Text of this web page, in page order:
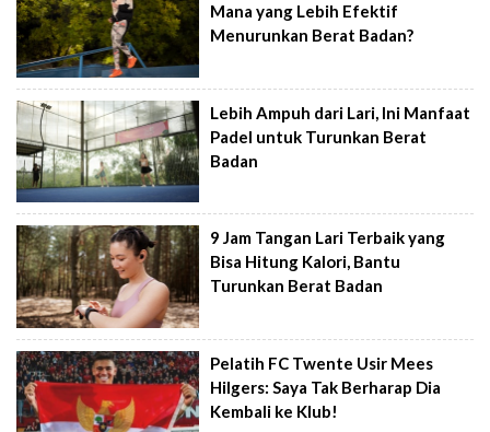
Mana yang Lebih Efektif
Menurunkan Berat Badan?
Lebih Ampuh dari Lari, Ini Manfaat
Padel untuk Turunkan Berat
Badan
9 Jam Tangan Lari Terbaik yang
Bisa Hitung Kalori, Bantu
Turunkan Berat Badan
Pelatih FC Twente Usir Mees
Hilgers: Saya Tak Berharap Dia
Kembali ke Klub!